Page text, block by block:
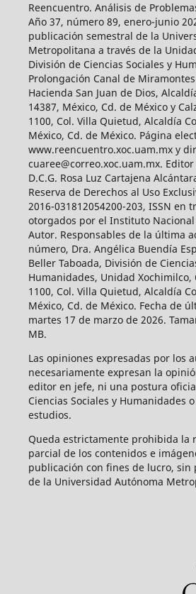
Reencuentro. Análisis de
Año 37, número 89, enero-junio
publicación semestral de la
Metropolitana a través de la
División de Ciencias Sociales y
Prolongación Canal de Miramontes
Hacienda San Juan de Dios,
14387, México, Cd. de México y
1100, Col. Villa Quietud, Alcaldía
México, Cd. de México. Página
www.reencuentro.xoc.uam.mx y
cuaree@correo.xoc.uam.mx.
D.C.G. Rosa Luz Cartajena
Reserva de Derechos al Uso
2016-031812054200-203, ISSN en
otorgados por el Instituto
Autor. Responsables de la última
número, Dra. Angélica Buendía
Beller Taboada, División de
Humanidades, Unidad Xochimilco,
1100, Col. Villa Quietud, Alcaldía
México, Cd. de México. Fecha de
martes 17 de marzo de 2026.
MB.
Las opiniones expresadas por los
necesariamente expresan la
editor en jefe, ni una postura
Ciencias Sociales y Humanidades
estudios.
Queda estrictamente prohibida la
parcial de los contenidos e
publicación con fines de lucro, sin
de la Universidad Autónoma